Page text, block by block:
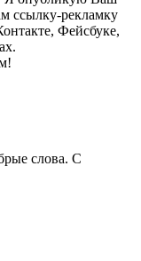
ссылку-рекламку
Фейсбуке,
слова. С